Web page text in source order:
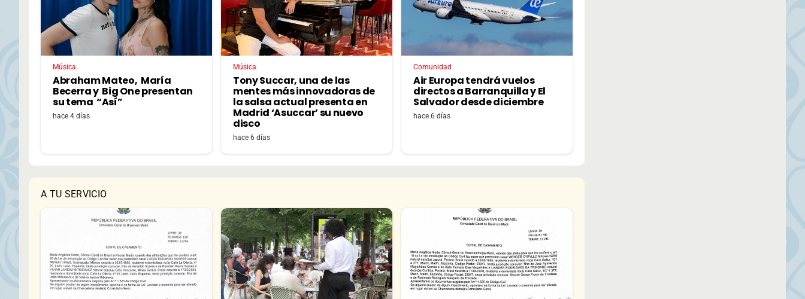
Música
Abraham Mateo, María
Becerra y Big One presentan
su tema “Así”
hace 4 días
Música
Tony Succar, una de las
mentes más innovadoras de
la salsa actual presenta en
Madrid ‘Asuccar’ su nuevo
disco
hace 6 días
Comunidad
Air Europa tendrá vuelos
directos a Barranquilla y El
Salvador desde diciembre
hace 6 días
A TU SERVICIO